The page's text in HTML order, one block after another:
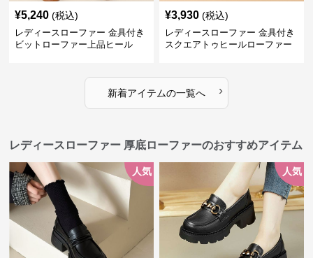
¥5,240 (税込)
レディースローファー 金具付き
ビットローファー上品ヒール
¥3,930 (税込)
レディースローファー 金具付き
スクエアトゥヒールローファー
新着アイテムの一覧へ ›
レディースローファー 厚底ローファーのおすすめアイテム
人気 人気